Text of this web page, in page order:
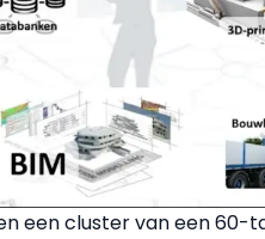
een cluster van een 60-